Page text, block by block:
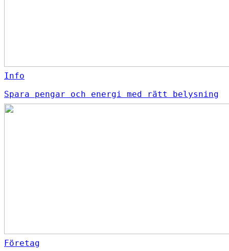
Info
Spara pengar och energi med rätt belysning
Företag